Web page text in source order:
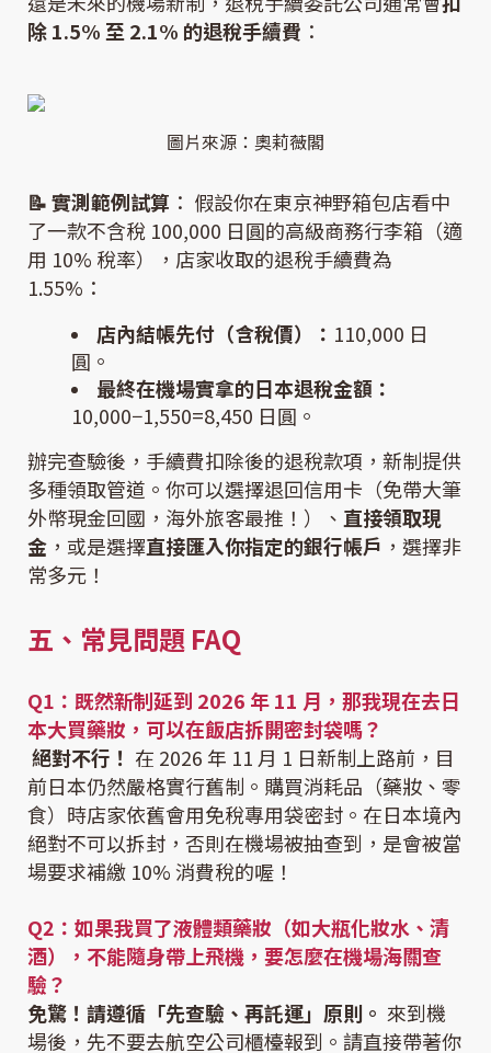
除 1.5% 至 2.1% 的退稅手續費 ：
圖片來源：奧莉薇閣
📝 實測範例試算 ： 假設你在東京神野箱包店看中
了一款不含稅 100,000 日圓的高級商務行李箱（適
用 10% 稅率），店家收取的退稅手續費為
1.55%：
店內結帳先付（含稅價）： 110,000 日
圓。
最終在機場實拿的日本退稅金額：
10,000−1,550=8,450 日圓。
辦完查驗後，手續費扣除後的退稅款項，新制提供
多種領取管道。你可以選擇退回信用卡（免帶大筆
外幣現金回國，海外旅客最推！）、 直接領取現
金 ，或是選擇直接匯入你指定的銀行帳戶 ，選擇非
常多元！
五、常見問題 FAQ
Q1：既然新制延到 2026 年 11 月，那我現在去日
本大買藥妝，可以在飯店拆開密封袋嗎？
絕對不行！ 在 2026 年 11 月 1 日新制上路前，目
前日本仍然嚴格實行舊制。購買消耗品（藥妝、零
食）時店家依舊會用免稅專用袋密封。在日本境內
絕對不可以拆封，否則在機場被抽查到，是會被當
場要求補繳 10% 消費稅的喔！
Q2：如果我買了液體類藥妝（如大瓶化妝水、清
酒），不能隨身帶上飛機，要怎麼在機場海關查
驗？
免驚！請遵循「先查驗、再託運」原則。 來到機
場後，先不要去航空公司櫃檯報到。請直接帶著你